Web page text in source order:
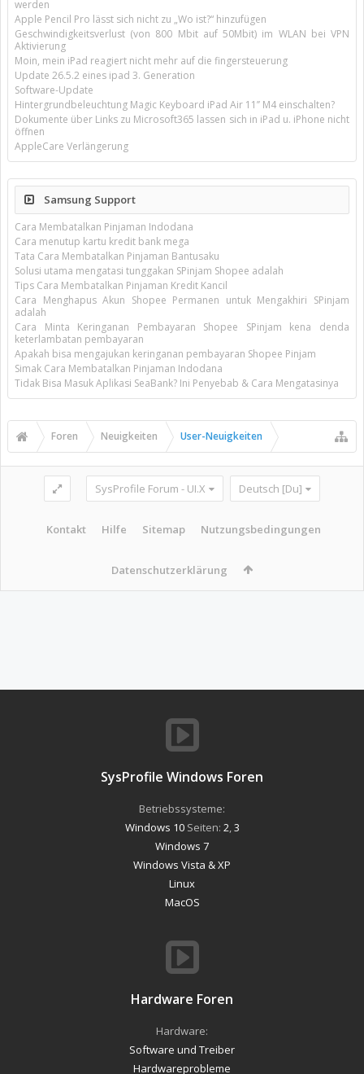
werden
Apple Pencil Pro lässt sich nicht zu „Wo ist?“ hinzufügen
Geschwindigkeitsverlust (von 800 Mbit auf 50Mbit) im WLAN bei VPN
Aktivierung
Moin, mein iPad reagiert nicht mehr auf die fingersteuerung
Update 26.5.2 eines ipad 3. Generation
Software-Update
Hintergrundbeleuchtung Magic Keyboard iPad Air 11’’ M4 einschalten?
Dokumente über Links zu Microsoft365 lassen sich in iPad u. iPhone nicht
öffnen
AppleCare Verlängerung
Samsung Support
Cara Membatalkan Pinjaman Indodana
Cara menutup kartu kredit bank mega
Tata Cara Membatalkan Pinjaman Bantusaku
Solusi utama mengatasi tunggakan SPinjam Shopee adalah
Tips Cara Membatalkan Pinjaman Kredit Kancil
Cara Menghapus Akun Shopee Permanen untuk Mengakhiri SPinjam
adalah
Cara Minta Keringanan Pembayaran Shopee SPinjam kena denda
keterlambatan pembayaran
Apakah bisa mengajukan keringanan pembayaran Shopee Pinjam
Simak Cara Membatalkan Pinjaman Indodana
Tidak Bisa Masuk Aplikasi SeaBank? Ini Penyebab & Cara Mengatasinya
Foren Neuigkeiten User-Neuigkeiten
SysProfile Forum - UI.X Deutsch [Du]
Kontakt Hilfe Sitemap Nutzungsbedingungen
Datenschutzerklärung
SysProfile Windows Foren
Betriebssysteme:
Windows 10Seiten: 2 3
Windows 7
Windows Vista & XP
Linux
MacOS
Hardware Foren
Hardware:
Software und Treiber
Hardwareprobleme